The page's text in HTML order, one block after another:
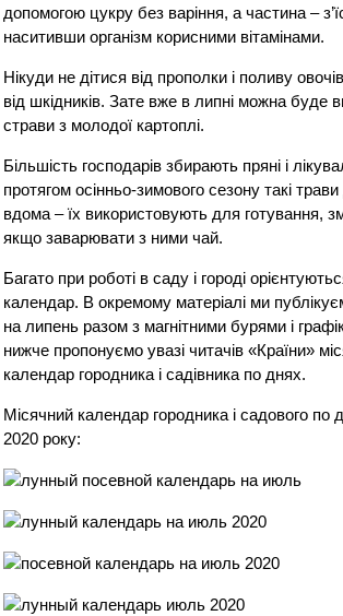
допомогою цукру без варіння, а частина –
наситивши організм корисними вітамінами.
Нікуди не дітися від прополки і поливу
від шкідників. Зате вже в липні можна буде
страви з молодої картоплі.
Більшість господарів збирають пряні і
протягом осінньо-зимового сезону такі
вдома – їх використовують для готування,
якщо заварювати з ними чай.
Багато при роботі в саду і городі
календар. В окремому матеріалі ми
на липень разом з магнітними бурями і
нижче пропонуємо увазі читачів «Країни»
календар городника і садівника по днях.
Місячний календар городника і садового по
2020 року: